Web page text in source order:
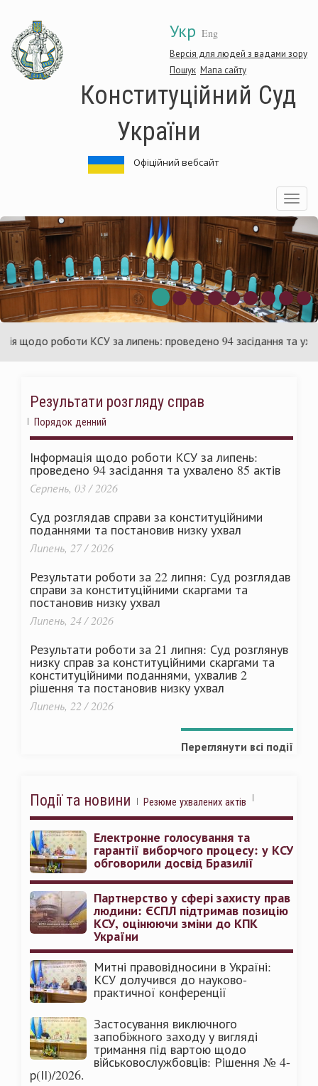
основного
матеріалу
Укр Eng
Версія для людей з вадами зору
Пошук Мапа сайту
Конституційний Суд
України
Офіційний вебсайт
Toggle
роботи КСУ за липень: проведено 94 засідання та
Результати розгляду справ
Порядок денний
Інформація щодо роботи КСУ за липень:
проведено 94 засідання та ухвалено 85 актів
Серпень, 03 / 2026
Суд розглядав справи за конституційними
поданнями та постановив низку ухвал
Липень, 27 / 2026
Результати роботи за 22 липня: Суд розглядав
справи за конституційними скаргами та
постановив низку ухвал
Липень, 24 / 2026
Результати роботи за 21 липня: Суд розглянув
низку справ за конституційними скаргами та
конституційними поданнями, ухвалив 2
рішення та постановив низку ухвал
Липень, 22 / 2026
Переглянути всі події
Події та новини Резюме ухвалених актів
Електронне голосування та
гарантії виборчого процесу: у КСУ
обговорили досвід Бразилії
Партнерство у сфері захисту прав
людини: ЄСПЛ підтримав позицію
КСУ, оцінюючи зміни до КПК
України
Митні правовідносини в Україні:
КСУ долучився до науково-
практичної конференції
Застосування виключного
запобіжного заходу у вигляді
тримання під вартою щодо
військовослужбовців: Рішення № 4-
р(ІІ)/2026.